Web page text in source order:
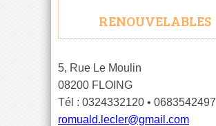
RENOUVELABLES
5, Rue Le Moulin
08200 FLOING
Tél : 0324332120 • 0683542497
romuald.lecler@gmail.com